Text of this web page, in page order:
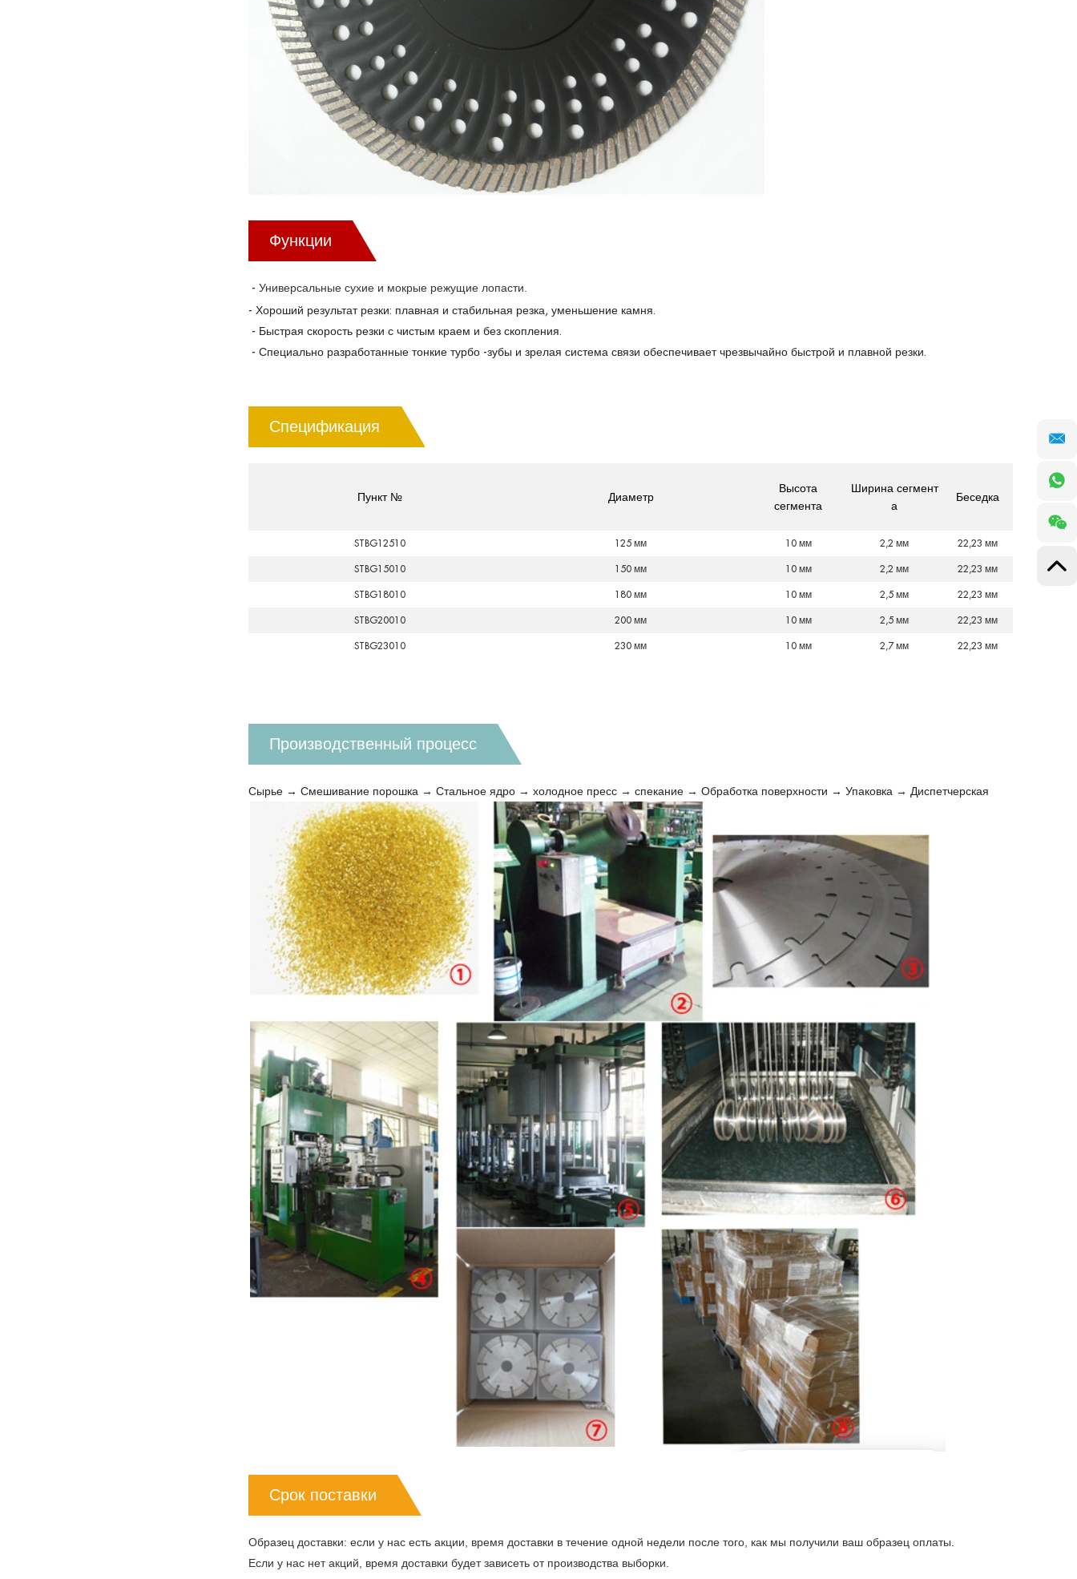
Функции
- Универсальные сухие и мокрые режущие лопасти.
- Хороший результат резки: плавная и стабильная резка, уменьшение камня.
- Быстрая скорость резки с чистым краем и без скопления.
- Специально разработанные тонкие турбо -зубы и зрелая система связи обеспечивает чрезвычайно быстрой и плавной резки.
Спецификация
Пункт № Диаметр
Высота
сегмента
Ширина сегмент
а
Беседка
STBG12510 125 мм 10 мм 2,2 мм 22,23 мм
STBG15010 150 мм 10 мм 2,2 мм 22,23 мм
STBG18010 180 мм 10 мм 2,5 мм 22,23 мм
STBG20010 200 мм 10 мм 2,5 мм 22,23 мм
STBG23010 230 мм 10 мм 2,7 мм 22,23 мм
Производственный процесс
Сырье → Смешивание порошка → Стальное ядро → холодное пресс → спекание → Обработка поверхности → Упаковка → Диспетчерская
Срок поставки
Образец доставки: если у нас есть акции, время доставки в течение одной недели после того, как мы получили ваш образец оплаты.
Если у нас нет акций, время доставки будет зависеть от производства выборки.